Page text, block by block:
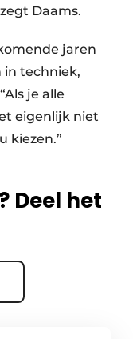
Daams.
jaren
in techniek,
je alle
eigenlijk niet
kiezen.”
Deel het